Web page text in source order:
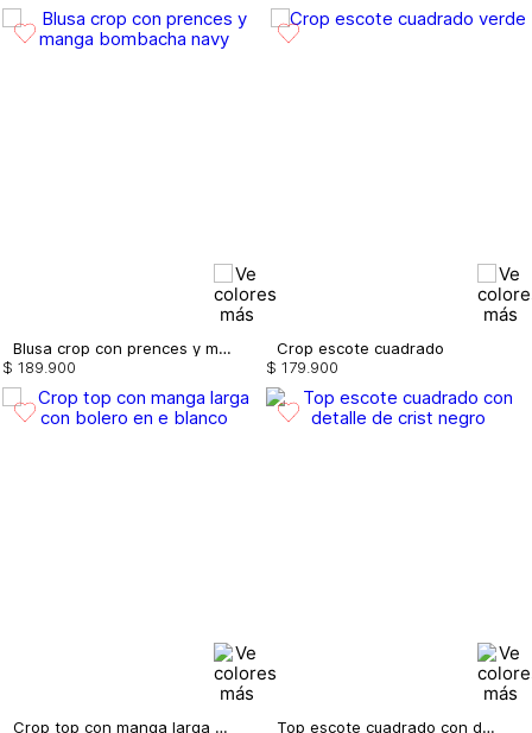
Blusa crop con prences y manga bombacha
$ 189 900
Crop escote cuadrado
$ 179 900
Crop top con manga larga con bolero en e
Top escote cuadrado con detalle de crist